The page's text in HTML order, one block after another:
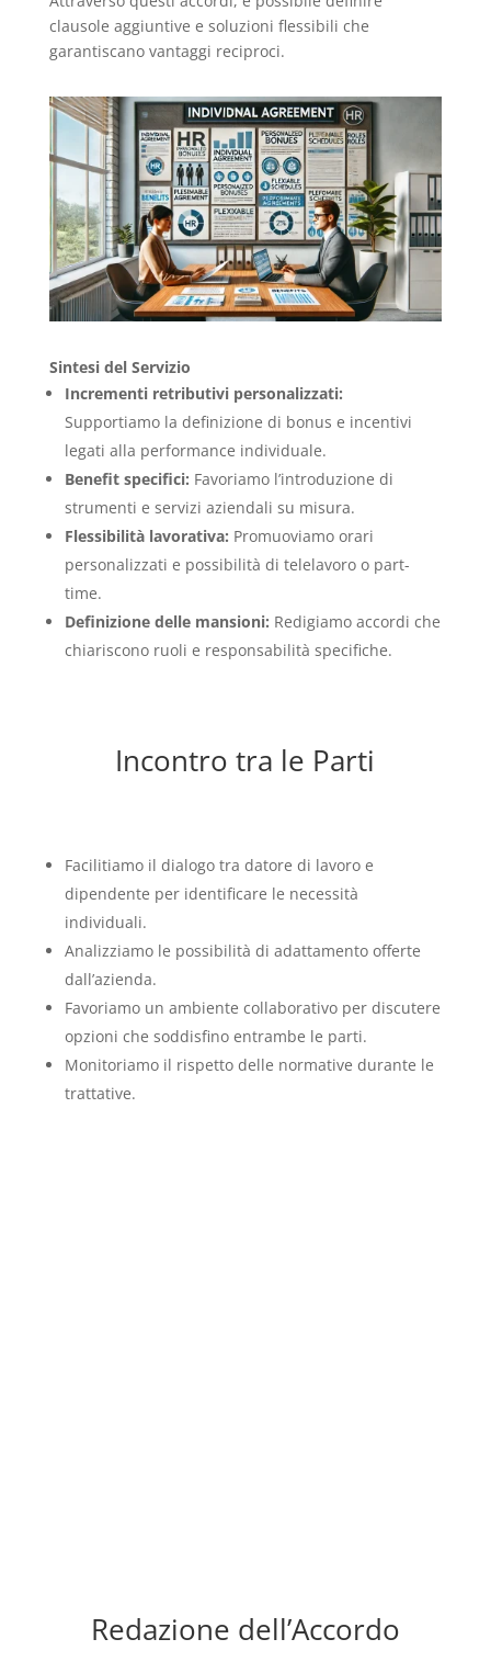
clausole aggiuntive e soluzioni flessibili che
garantiscano vantaggi reciproci.
Sintesi del Servizio
Incrementi retributivi personalizzati:
Supportiamo la definizione di bonus e incentivi
legati alla performance individuale.
Benefit specifici: Favoriamo l’introduzione di
strumenti e servizi aziendali su misura.
Flessibilità lavorativa: Promuoviamo orari
personalizzati e possibilità di telelavoro o part-
time.
Definizione delle mansioni: Redigiamo accordi che
chiariscono ruoli e responsabilità specifiche.
Incontro tra le Parti
Facilitiamo il dialogo tra datore di lavoro e
dipendente per identificare le necessità
individuali.
Analizziamo le possibilità di adattamento offerte
dall’azienda.
Favoriamo un ambiente collaborativo per discutere
opzioni che soddisfino entrambe le parti.
Monitoriamo il rispetto delle normative durante le
trattative.
Redazione dell’Accordo